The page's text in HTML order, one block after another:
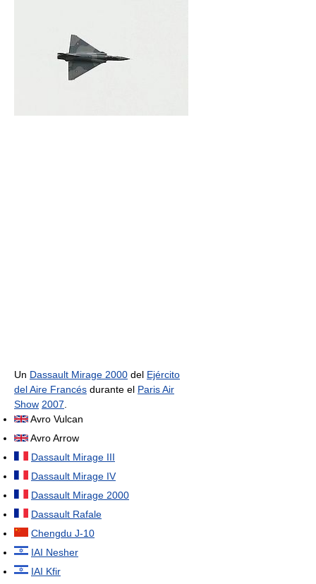
Un Dassault Mirage 2000 del Ejército
del Aire Francés durante el Paris Air
Show 2007.
Avro Vulcan
Avro Arrow
Dassault Mirage III
Dassault Mirage IV
Dassault Mirage 2000
Dassault Rafale
Chengdu J-10
IAI Nesher
IAI Kfir